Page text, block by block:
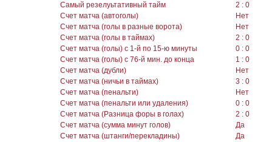
Самый резелуьтативный тайм
2 : 0
Счет матча (автоголы)
Нет
Счет матча (голы в разные ворота)
Нет
Счет матча (голы в таймах)
2 : 0
Счет матча (голы) с 1-й по 15-ю минуты
0 : 0
Счет матча (голы) с 76-й мин. до конца
1 : 0
Счет матча (дубли)
Нет
Счет матча (ничьи в таймах)
3 : 0
Счет матча (пенальти)
Нет
Счет матча (пенальти или удаления)
0 : 0
Счет матча (Разница форы в голах)
2 : 0
Счет матча (сумма минут голов)
Да
Счет матча (штанги/перекладины)
Да